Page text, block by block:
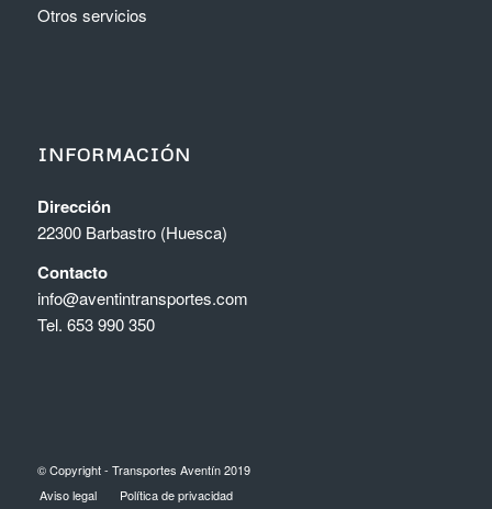
Otros servicios
INFORMACIÓN
Dirección
22300 Barbastro (Huesca)
Contacto
info@aventintransportes.com
Tel. 653 990 350
© Copyright - Transportes Aventín 2019
Aviso legal
Política de privacidad